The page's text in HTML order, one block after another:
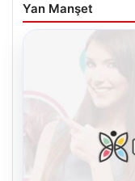
Yan Manşet